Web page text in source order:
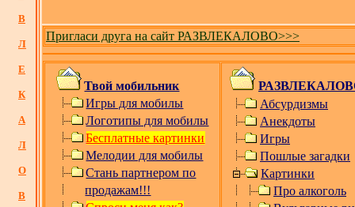
В
Л
Е
К
А
Л
О
В
Пригласи друга на сайт РАЗВЛЕКАЛОВО>>>
Твой мобильник
Игры для мобилы
Логотипы для мобилы
Бесплатные картинки
Мелодии для мобилы
Стань партнером по
продажам!!!
Абсурдизмы
Анекдоты
Игры
Пошлые загадки
Картинки
Про алкоголь